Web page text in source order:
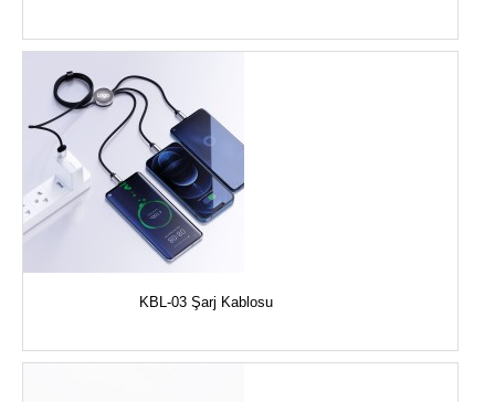
KBL-03 Şarj Kablosu